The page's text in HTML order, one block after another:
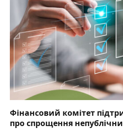
Фінансовий комітет
про спрощення